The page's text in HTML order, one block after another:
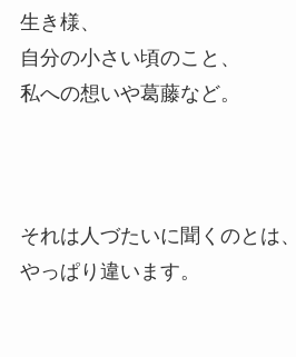
生き様、
自分の小さい頃のこと、
私への想いや葛藤など。
それは人づたいに聞くのとは、
やっぱり違います。